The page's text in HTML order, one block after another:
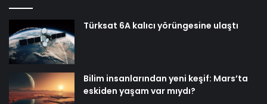
Türksat 6A kalıcı yörüngesine ulaştı
Bilim insanlarından yeni keşif: Mars’ta
eskiden yaşam var mıydı?